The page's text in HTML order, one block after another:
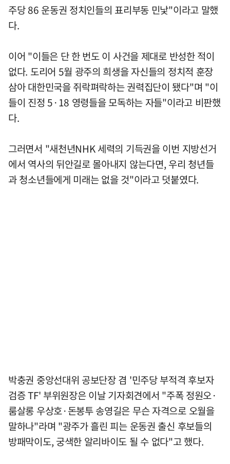
주당 86 운동권 정치인들의 표리부동 민낯"이라고 말했
다.
이어 "이들은 단 한 번도 이 사건을 제대로 반성한 적이
없다. 도리어 5월 광주의 희생을 자신들의 정치적 훈장
삼아 대한민국을 쥐락펴락하는 권력집단이 됐다"며 "이
들이 진정 5·18 영령들을 모독하는 자들"이라고 비판했
다.
그러면서 "새천년NHK 세력의 기득권을 이번 지방선거
에서 역사의 뒤안길로 몰아내지 않는다면, 우리 청년들
과 청소년들에게 미래는 없을 것"이라고 덧붙였다.
박충권 중앙선대위 공보단장 겸 '민주당 부적격 후보자
검증 TF' 부위원장은 이날 기자회견에서 "주폭 정원오·
룸살롱 우상호·돈봉투 송영길은 무슨 자격으로 오월을
말하나"라며 "광주가 흘린 피는 운동권 출신 후보들의
방패막이도, 궁색한 알리바이도 될 수 없다"고 했다.